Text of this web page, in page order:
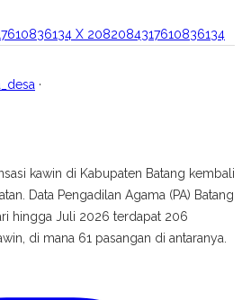
X 2082084317610836134
·
kawin di Kabupaten Batang kembali
Data Pengadilan Agama (PA) Batang
hingga Juli 2026 terdapat 206
di mana 61 pasangan di antaranya.